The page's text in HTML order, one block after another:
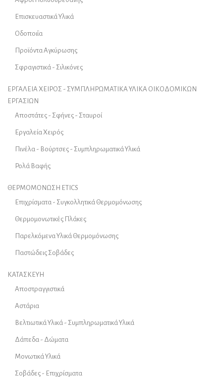
Επισκευαστικά Υλικά
Οδοποιΐα
Προϊόντα Αγκύρωσης
Σφραγιστικά - Σιλικόνες
ΕΡΓΑΛΕΙΑ ΧΕΙΡΟΣ - ΣΥΜΠΛΗΡΩΜΑΤΙΚΑ ΥΛΙΚΑ ΟΙΚΟΔΟΜΙΚΩΝ
ΕΡΓΑΣΙΩΝ
Αποστάτες - Σφήνες - Σταυροί
Εργαλεία Χειρός
Πινέλα - Βούρτσες - Συμπληρωματικά Υλικά
Ρολά Βαφής
ΘΕΡΜΟΜΟΝΩΣΗ ETICS
Επιχρίσματα - Συγκολλητικά Θερμομόνωσης
Θερμομονωτικές Πλάκες
Παρελκόμενα Υλικά Θερμομόνωσης
Παστώδεις Σοβάδες
ΚΑΤΑΣΚΕΥΗ
Αποστραγγιστικά
Αστάρια
Βελτιωτικά Υλικά - Συμπληρωματικά Υλικά
Δάπεδα - Δώματα
Μονωτικά Υλικά
Σοβάδες - Επιχρίσματα